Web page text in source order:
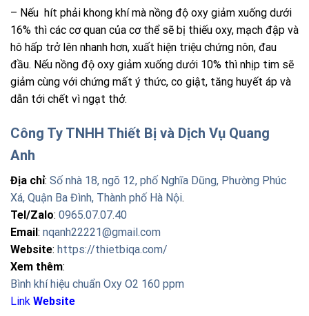
– Nếu hít phải khong khí mà nồng độ oxy giảm xuống dưới
16% thì các cơ quan của cơ thể sẽ bị thiếu oxy, mạch đập và
hô hấp trở lên nhanh hơn, xuất hiện triệu chứng nôn, đau
đầu. Nếu nồng độ oxy giảm xuống dưới 10% thì nhịp tim sẽ
giảm cùng với chứng mất ý thức, co giật, tăng huyết áp và
dẫn tới chết vì ngạt thở.
Công Ty TNHH Thiết Bị và Dịch Vụ Quang
Anh
Địa chỉ: Số nhà 18, ngõ 12, phố Nghĩa Dũng, Phường Phúc
Xá, Quận Ba Đình, Thành phố Hà Nội.
Tel/Zalo: 0965.07.07.40
Email: nqanh22221@gmail.com
Website: https://thietbiqa.com/
Xem thêm:
Bình khí hiệu chuẩn Oxy O2 160 ppm
Link Website